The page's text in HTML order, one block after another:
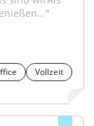
Vollzeit